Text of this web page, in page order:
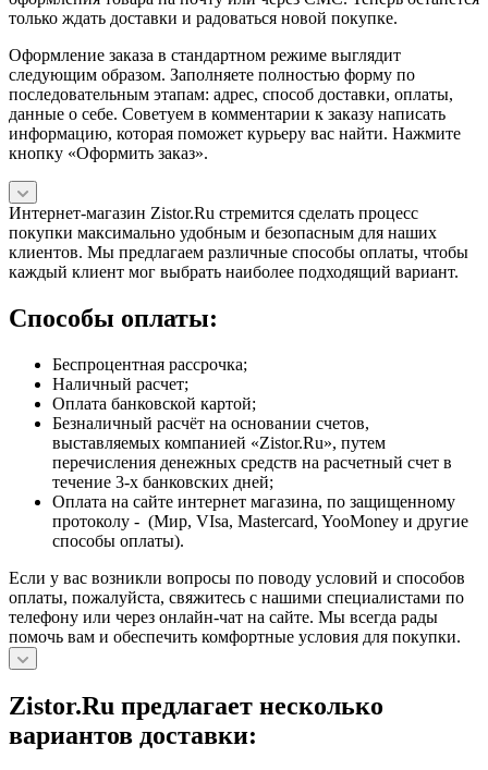
только ждать доставки и радоваться новой покупке.
Оформление заказа в стандартном режиме выглядит
следующим образом. Заполняете полностью форму по
последовательным этапам: адрес, способ доставки, оплаты,
данные о себе. Советуем в комментарии к заказу написать
информацию, которая поможет курьеру вас найти. Нажмите
кнопку «Оформить заказ».
Интернет-магазин Zistor.Ru стремится сделать процесс
покупки максимально удобным и безопасным для наших
клиентов. Мы предлагаем различные способы оплаты, чтобы
каждый клиент мог выбрать наиболее подходящий вариант.
Способы оплаты:
Беспроцентная рассрочка;
Наличный расчет;
Оплата банковской картой;
Безналичный расчёт на основании счетов,
выставляемых компанией «Zistor.Ru», путем
перечисления денежных средств на расчетный счет в
течение 3-х банковских дней;
Оплата на сайте интернет магазина, по защищенному
протоколу - (Мир, VIsa, Mastercard, YooMoney и другие
способы оплаты).
Если у вас возникли вопросы по поводу условий и способов
оплаты, пожалуйста, свяжитесь с нашими специалистами по
телефону или через онлайн-чат на сайте. Мы всегда рады
помочь вам и обеспечить комфортные условия для покупки.
Zistor.Ru предлагает несколько
вариантов доставки: